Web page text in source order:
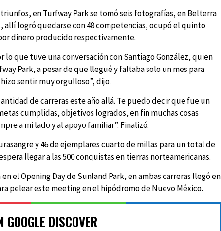
en Turfway Park se tomó seis fotografías, en Belterra
allí logró quedarse con 48 competencias, ocupó el quinto
dinero producido respectivamente.
lo que tuve una conversación con Santiago González, quien
Park, a pesar de que llegué y faltaba solo un mes para
sentir muy orgulloso”, dijo.
de carreras este año allá. Te puedo decir que fue un
cumplidas, objetivos logrados, en fin muchas cosas
a mi lado y al apoyo familiar”. Finalizó.
y 46 de ejemplares cuarto de millas para un total de
llegar a las 500 conquistas en tierras norteamericanas.
el Opening Day de Sunland Park, en ambas carreras llegó en
pelear este meeting en el hipódromo de Nuevo México.
GOOGLE DISCOVER